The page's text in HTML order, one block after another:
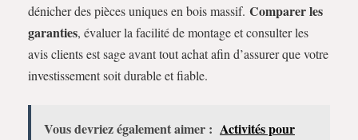
dénicher des pièces uniques en bois massif. Comparer les
garanties, évaluer la facilité de montage et consulter les
avis clients est sage avant tout achat afin d’assurer que votre
investissement soit durable et fiable.
Vous devriez également aimer : Activités pour